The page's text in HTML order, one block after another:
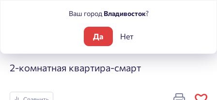
Погода
2-комнатная квартира-смарт
Ваш город Владивосток?
Да Нет